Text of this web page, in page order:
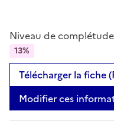
Niveau de
13%
Télécharger la fiche
Modifier ces